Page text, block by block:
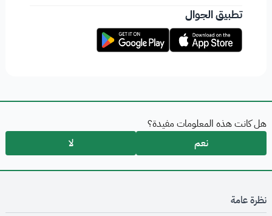
تطبيق الجوال
هل كانت هذه المعلومات مفيدة؟
نعم
لا
نظرة عامة